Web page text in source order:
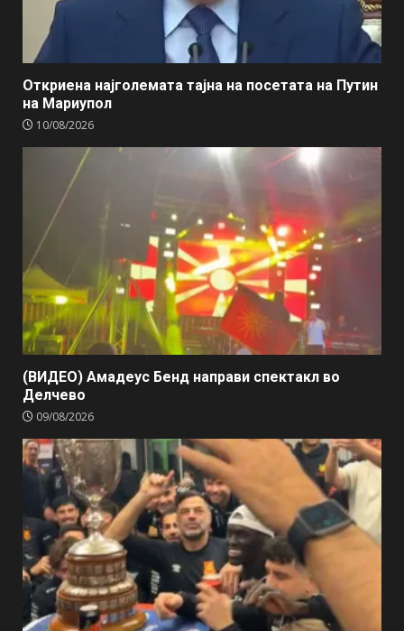
Откриена најголемата тајна на посетата на Путин
на Мариупол
10/08/2026
(ВИДЕО) Амадеус Бенд направи спектакл во
Делчево
09/08/2026